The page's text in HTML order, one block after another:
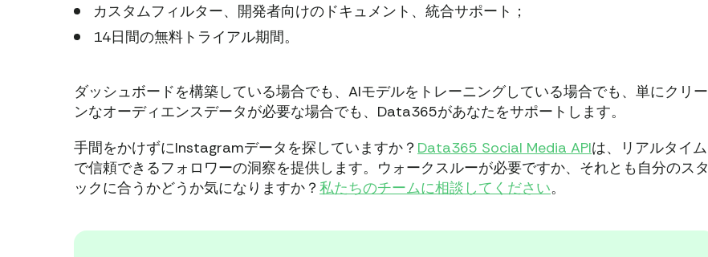
カスタムフィルター、開発者向けのドキュメント、統合サポート；
14日間の無料トライアル期間。
ダッシュボードを構築している場合でも、AIモデルをトレーニングしている場合でも、単にクリー
ンなオーディエンスデータが必要な場合でも、Data365があなたをサポートします。
手間をかけずにInstagramデータを探していますか？ Data365 Social Media APIは、リアルタイム
で信頼できるフォロワーの洞察を提供します。ウォークスルーが必要ですか、それとも自分のスタ
ックに合うかどうか気になりますか？ 私たちのチームに相談してください。